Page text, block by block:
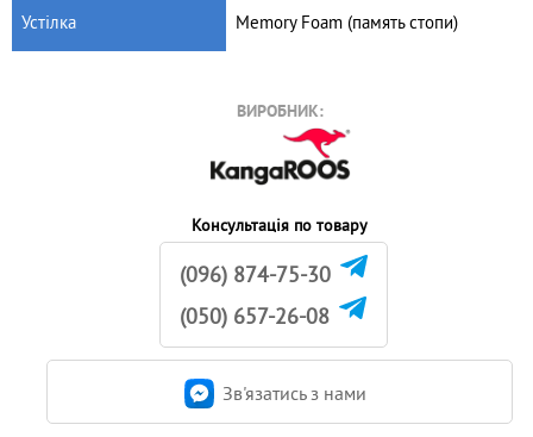
Устілка Memory Foam (память стопи)
ВИРОБНИК:
Консультація по товару
(096) 874-75-30
(050) 657-26-08
Зв'язатись з нами